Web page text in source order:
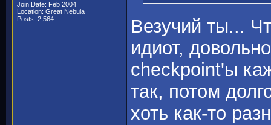
Join Date: Feb 2004
Location: Great Nebula
Posts: 2,564
Везучий ты...
идиот,
checkpoint'ы
так, потом
хоть как-то